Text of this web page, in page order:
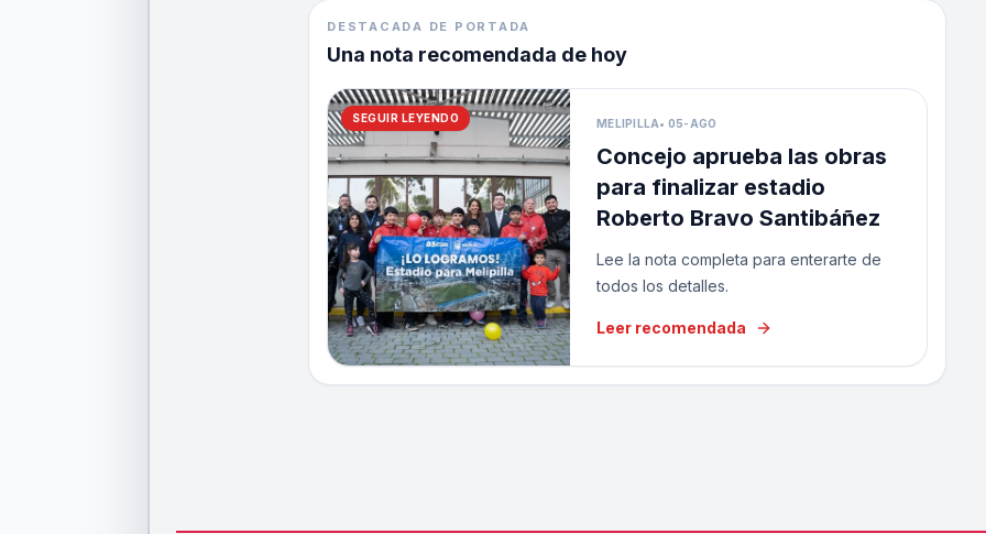
DESTACADA DE PORTADA
Una nota recomendada de hoy
SEGUIR LEYENDO MELIPILLA• 05-AGO
Concejo aprueba las obras
para finalizar estadio
Roberto Bravo Santibáñez
Lee la nota completa para enterarte de
todos los detalles.
Leer recomendada